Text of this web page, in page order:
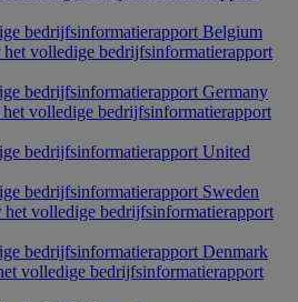
Belgium
Germany
United
Sweden
Denmark